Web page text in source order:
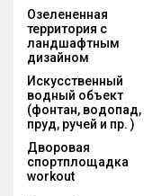
Озелененная
территория с
ландшафтным
дизайном
Искусственный
водный объект
(фонтан, водопад,
пруд, ручей и пр. )
Дворовая
спортплощадка
workout